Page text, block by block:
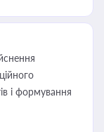
і формування